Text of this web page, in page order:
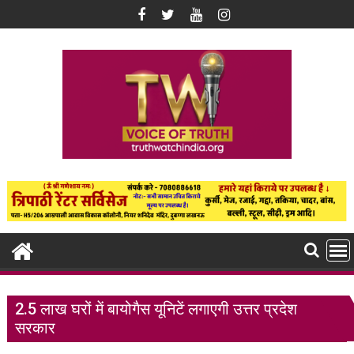
to
2.5 लाख घरों में बायोगैस यूनिटें लगाएगी उत्तर प्रदेश
सरकार